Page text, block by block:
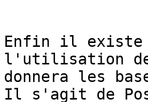
Enfin il existe
l'utilisation de
donnera les
Il s'agit de